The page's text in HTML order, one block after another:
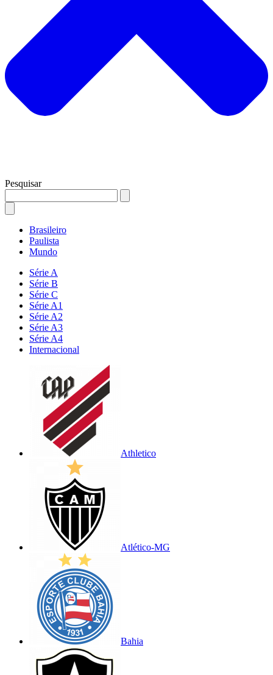
Pesquisar
Brasileiro
Paulista
Mundo
Série A
Série B
Série C
Série A1
Série A2
Série A3
Série A4
Internacional
Athletico
Atlético-MG
Bahia